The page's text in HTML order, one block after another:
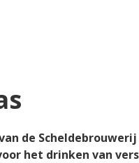
de
het drinken van